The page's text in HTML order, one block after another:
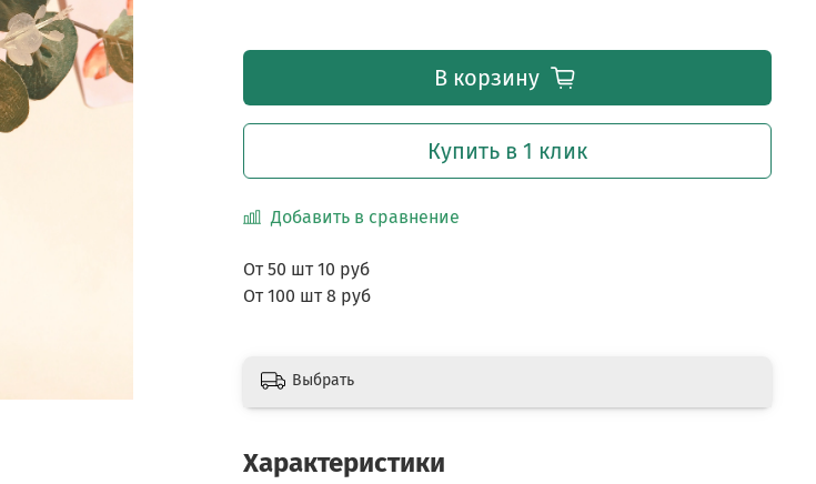
От 50 шт 10 руб
От 100 шт 8 руб
В корзину
Купить в 1 клик
Добавить в сравнение
Выбрать
Характеристики